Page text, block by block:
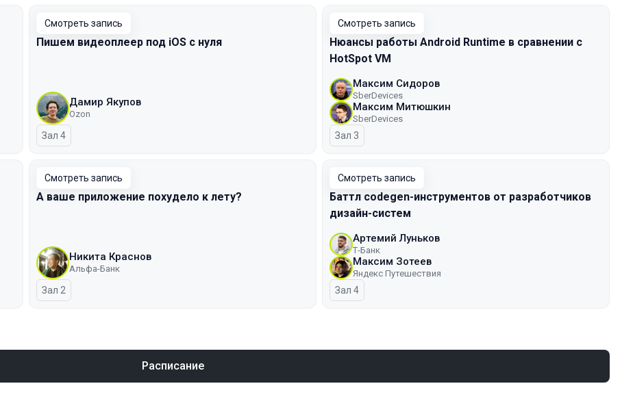
Смотреть запись
Пишем видеоплеер под iOS с нуля
Дамир Якупов
Ozon
Зал 4
Смотреть запись
Нюансы работы Android Runtime в сравнении с
HotSpot VM
Максим Сидоров
SberDevices
Максим Митюшкин
SberDevices
Зал 3
Смотреть запись
А ваше приложение похудело к лету?
Никита Краснов
Альфа-Банк
Зал 2
Смотреть запись
Баттл codegen-инструментов от разработчиков
дизайн-систем
Артемий Луньков
Т-Банк
Максим Зотеев
Яндекс Путешествия
Зал 4
Расписание